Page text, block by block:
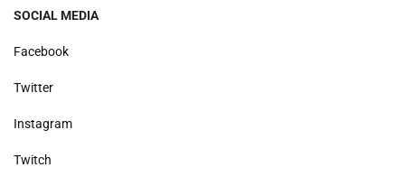
SOCIAL MEDIA
Facebook
Twitter
Instagram
Twitch